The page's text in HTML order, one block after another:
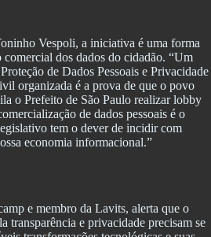
Vespoli, a iniciativa é uma forma
comercial dos dados do cidadão. “Um
de Dados Pessoais e Privacidade
organizada é a prova de que o povo
o Prefeito de São Paulo realizar lobby
de dados pessoais é o
tem o dever de incidir com
economia informacional.”
e membro da Lavits, alerta que o
transparência e privacidade precisam se